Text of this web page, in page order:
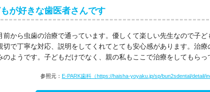
が好きな歯医者さんです
前から虫歯の治療で通っています。優しくて楽しい先生なので子
切で丁寧な対応、説明をしてくれてとても安心感があります。治
のようです。子どもだけでなく、親の私もここで治療をしてもら
参照元： E-PARK歯科（https://haisha-yoyaku.jp/sp/bun2sdental/detail/